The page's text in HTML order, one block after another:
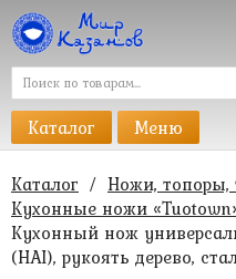
Каталог Меню
Каталог / Ножи, топоры,
Кухонные ножи
Кухонный нож
(HAI), рукоять дерево,